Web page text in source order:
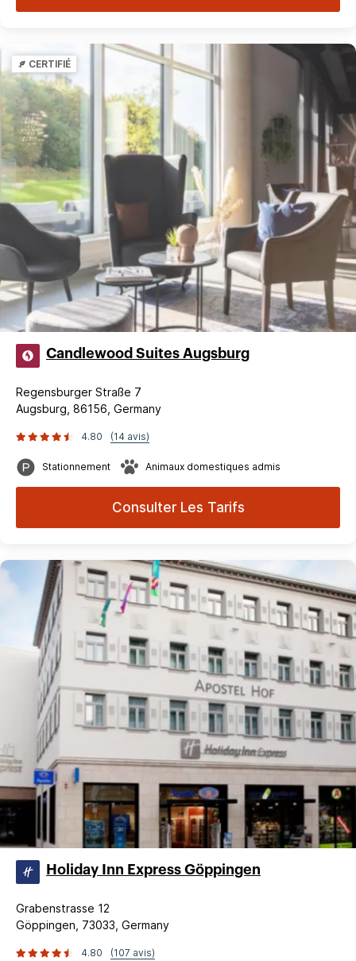
CERTIFIÉ
Candlewood Suites Augsburg
Regensburger Straße 7
Augsburg, 86156, Germany
4.80 (14 avis)
Stationnement Animaux domestiques admis
Consulter Les Tarifs
Holiday Inn Express Göppingen
Grabenstrasse 12
Göppingen, 73033, Germany
4.80 (107 avis)